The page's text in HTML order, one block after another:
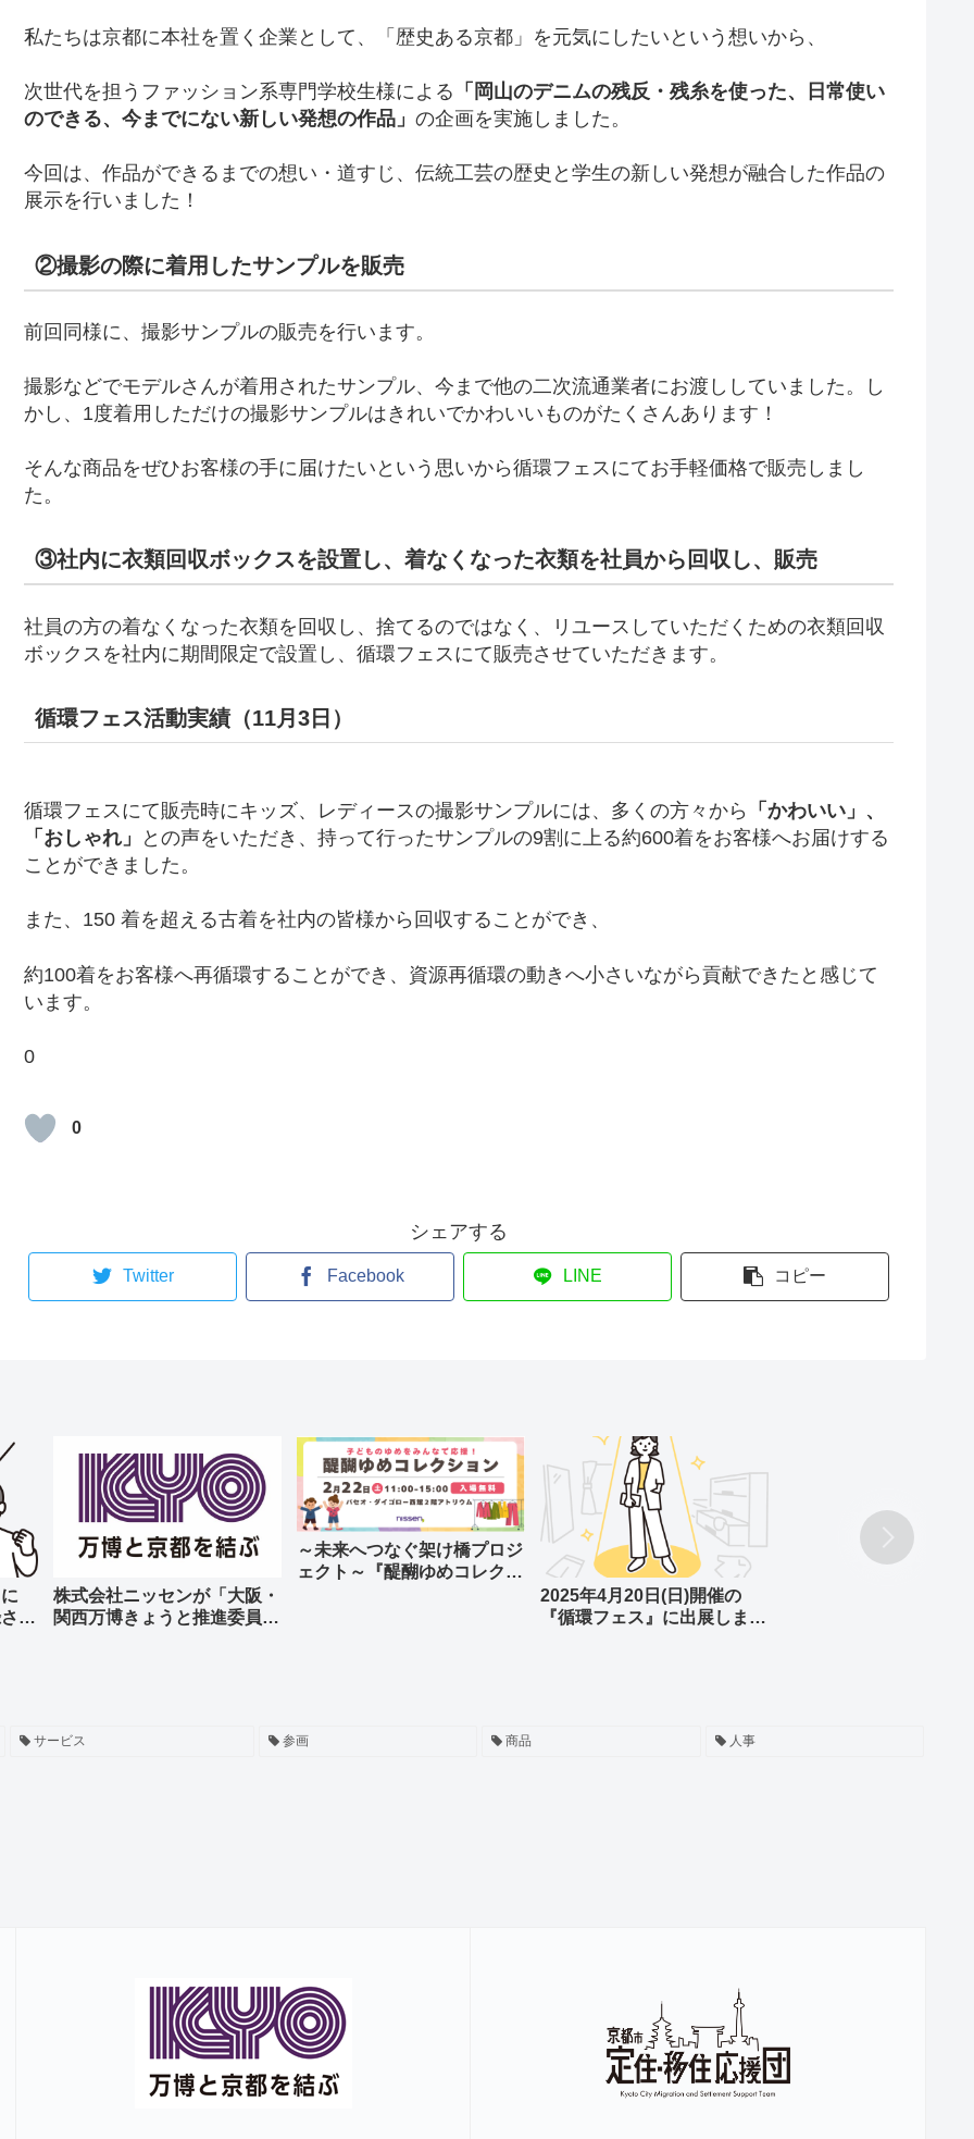
私たちは京都に本社を置く企業として、「歴史ある京都」を元気にしたいという想いから、
次世代を担うファッション系専門学校生様による 「岡山のデニムの残反・残糸を使った、日常使い
のできる、今までにない新しい発想の作品」 の企画を実施しました。
今回は、作品ができるまでの想い・道すじ、伝統工芸の歴史と学生の新しい発想が融合した作品の
展示を行いました！
②撮影の際に着用したサンプルを販売
前回同様に、撮影サンプルの販売を行います。
撮影などでモデルさんが着用されたサンプル、今まで他の二次流通業者にお渡ししていました。し
かし、1度着用しただけの撮影サンプルはきれいでかわいいものがたくさんあります！
そんな商品をぜひお客様の手に届けたいという思いから循環フェスにてお手軽価格で販売しまし
た。
③社内に衣類回収ボックスを設置し、着なくなった衣類を社員から回収し、販売
社員の方の着なくなった衣類を回収し、捨てるのではなく、リユースしていただくための衣類回収
ボックスを社内に期間限定で設置し、循環フェスにて販売させていただきます。
循環フェス活動実績（11月3日）
循環フェスにて販売時にキッズ、レディースの撮影サンプルには、多くの方々から
「かわいい」、
「おしゃれ」
との声をいただき、持って行ったサンプルの9割に上る約600着をお客様へお届けする
ことができました。
また、150 着を超える古着を社内の皆様から回収することができ、
約100着をお客様へ再循環することができ、資源再循環の動きへ小さいながら貢献できたと感じて
います。
0
0
シェアする
Twitter Facebook LINE コピー
れ
株式会社ニッセンが「大阪・
関西万博きょうと推進委員
～未来へつなぐ架け橋プロジ
ェクト～『醍醐ゆめコレクシ
2025年4月20日(日)開催の
『循環フェス』に出展しま
サービス 参画 商品 人事